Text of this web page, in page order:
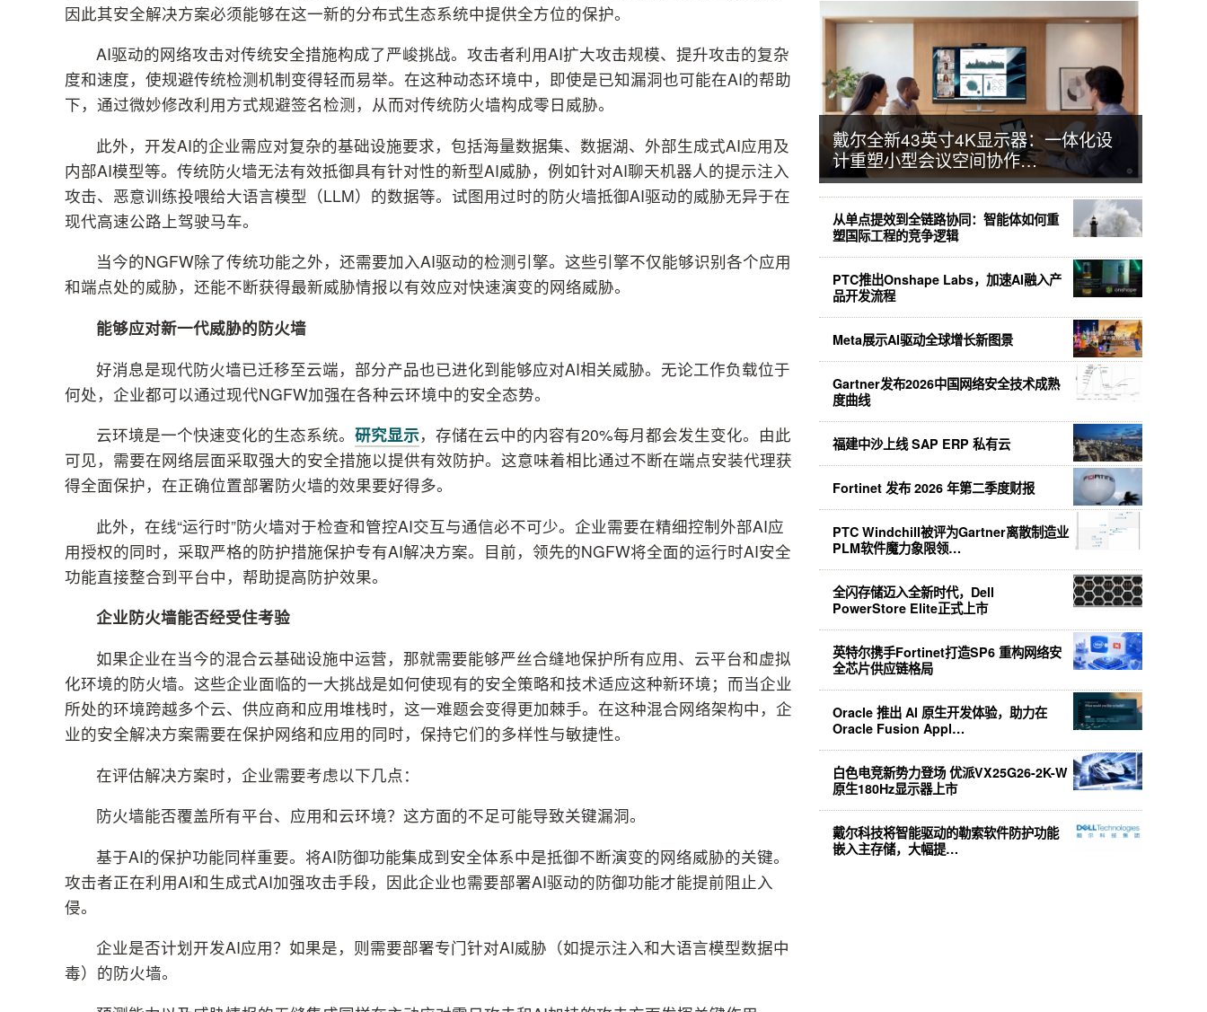
因此其安全解决方案必须能够在这一新的分布式生态系统中提供全方位的保护。
AI驱动的网络攻击对传统安全措施构成了严峻挑战。攻击者利用AI扩大攻击规模、提升攻击的复杂
度和速度，使规避传统检测机制变得轻而易举。在这种动态环境中，即使是已知漏洞也可能在AI的帮助
下，通过微妙修改利用方式规避签名检测，从而对传统防火墙构成零日威胁。
此外，开发AI的企业需应对复杂的基础设施要求，包括海量数据集、数据湖、外部生成式AI应用及
内部AI模型等。传统防火墙无法有效抵御具有针对性的新型AI威胁，例如针对AI聊天机器人的提示注入
攻击、恶意训练投喂给大语言模型（LLM）的数据等。试图用过时的防火墙抵御AI驱动的威胁无异于在
现代高速公路上驾驶马车。
当今的NGFW除了传统功能之外，还需要加入AI驱动的检测引擎。这些引擎不仅能够识别各个应用
和端点处的威胁，还能不断获得最新威胁情报以有效应对快速演变的网络威胁。
能够应对新一代威胁的防火墙
好消息是现代防火墙已迁移至云端，部分产品也已进化到能够应对AI相关威胁。无论工作负载位于
何处，企业都可以通过现代NGFW加强在各种云环境中的安全态势。
云环境是一个快速变化的生态系统。 研究显示，存储在云中的内容有20%每月都会发生变化。由此
可见，需要在网络层面采取强大的安全措施以提供有效防护。这意味着相比通过不断在端点安装代理获
得全面保护，在正确位置部署防火墙的效果要好得多。
此外，在线“运行时”防火墙对于检查和管控AI交互与通信必不可少。企业需要在精细控制外部AI应
用授权的同时，采取严格的防护措施保护专有AI解决方案。目前，领先的NGFW将全面的运行时AI安全
功能直接整合到平台中，帮助提高防护效果。
企业防火墙能否经受住考验
如果企业在当今的混合云基础设施中运营，那就需要能够严丝合缝地保护所有应用、云平台和虚拟
化环境的防火墙。这些企业面临的一大挑战是如何使现有的安全策略和技术适应这种新环境；而当企业
所处的环境跨越多个云、供应商和应用堆栈时，这一难题会变得更加棘手。在这种混合网络架构中，企
业的安全解决方案需要在保护网络和应用的同时，保持它们的多样性与敏捷性。
在评估解决方案时，企业需要考虑以下几点：
防火墙能否覆盖所有平台、应用和云环境？这方面的不足可能导致关键漏洞。
基于AI的保护功能同样重要。将AI防御功能集成到安全体系中是抵御不断演变的网络威胁的关键。
攻击者正在利用AI和生成式AI加强攻击手段，因此企业也需要部署AI驱动的防御功能才能提前阻止入
侵。
企业是否计划开发AI应用？如果是，则需要部署专门针对AI威胁（如提示注入和大语言模型数据中
毒）的防火墙。
戴尔全新43英寸4K显示器：一体化设
计重塑小型会议空间协作…
从单点提效到全链路协同：智能体如何重
塑国际工程的竞争逻辑
PTC推出Onshape Labs，加速AI融入产
品开发流程
Meta展示AI驱动全球增长新图景
Gartner发布2026中国网络安全技术成熟
度曲线
福建中沙上线 SAP ERP 私有云
Fortinet 发布 2026 年第二季度财报
PTC Windchill被评为Gartner离散制造业
PLM软件魔力象限领…
全闪存储迈入全新时代，Dell
PowerStore Elite正式上市
英特尔携手Fortinet打造SP6 重构网络安
全芯片供应链格局
Oracle 推出 AI 原生开发体验，助力在
Oracle Fusion Appl…
白色电竞新势力登场 优派VX25G26-2K-W
原生180Hz显示器上市
戴尔科技将智能驱动的勒索软件防护功能
嵌入主存储，大幅提…